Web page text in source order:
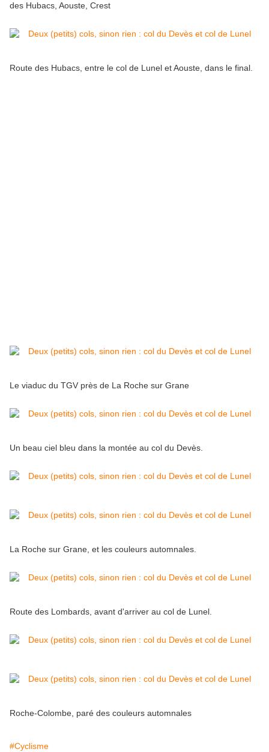
des Hubacs, Aouste, Crest
Route des Hubacs, entre le col de Lunel et Aouste, dans le final.
Le viaduc du TGV près de La Roche sur Grane
Un beau ciel bleu dans la montée au col du Devès.
La Roche sur Grane, et les couleurs automnales.
Route des Lombards, avant d'arriver au col de Lunel.
Roche-Colombe, paré des couleurs automnales
#Cyclisme